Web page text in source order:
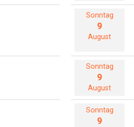
Sonntag
9
August
Sonntag
9
August
Sonntag
9